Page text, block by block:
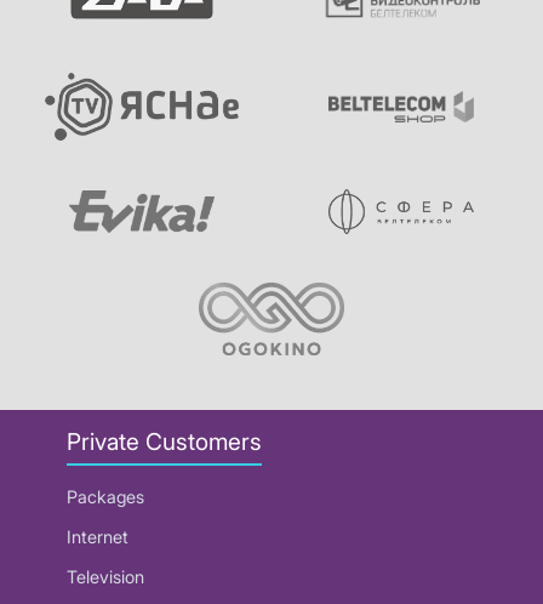
Private Customers
Packages
Internet
Television